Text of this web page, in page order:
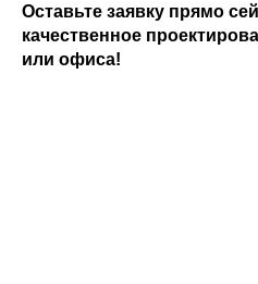
Оставьте заявку прямо
качественное
или офиса!